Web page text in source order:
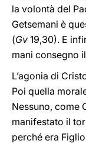
la volontà del
Getsemani è
(Gv 19,30). E
mani consegno
L’agonia di
Poi quella
Nessuno, come
manifestato il
perché era